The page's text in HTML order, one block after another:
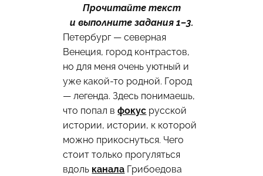
Прочитайте текст
и выполните задания 1–3.
Петербург — северная
Венеция, город контрастов,
но для меня очень уютный и
уже какой-то родной. Город
— легенда. Здесь понимаешь,
что попал вфокус русской
истории, истории, к которой
можно прикоснуться. Чего
стоит только прогуляться
вдоль канала Грибоедова